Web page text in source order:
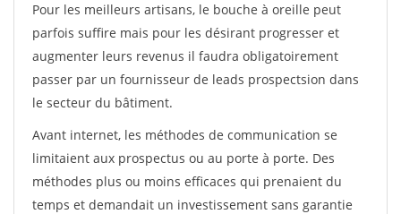
Pour les meilleurs artisans, le bouche à oreille peut
parfois suffire mais pour les désirant progresser et
augmenter leurs revenus il faudra obligatoirement
passer par un fournisseur de leads prospectsion dans
le secteur du bâtiment.
Avant internet, les méthodes de communication se
limitaient aux prospectus ou au porte à porte. Des
méthodes plus ou moins efficaces qui prenaient du
temps et demandait un investissement sans garantie